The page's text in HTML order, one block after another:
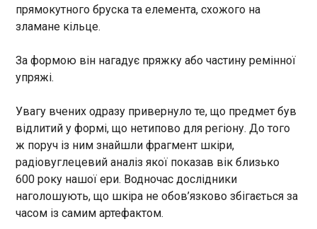
Атаки на Запорізьку АЕС: з'явилась реакція
МАГАТЕ
Зафіксовано пошкодження зовнішньої частини
будівлі турбінного цеху на тимчасово окупованій
агентство з атомної енергії (МАГАТЕ) в неділю,
31 травня. "Сьогодні вранці група МАГАТЕ на
ЗАЕС зафіксувала пошкодження зовнішньої
частини будівлі турбінного цеху, яка, за словами
представників станції, вчора зазнала удару
безпілотника. Під час огляду території група
виявила пошкодження металевого люка,
розташованого на кількох поверхах вище в
ЧИТАТЬ
РФ вдарила по житловій забудові
Краматорська: є загиблі та поранені
прямокутного бруска та елемента, схожого на
зламане кільце.
За формою він нагадує пряжку або частину ремінної
упряжі.
Увагу вчених одразу привернуло те, що предмет був
відлитий у формі, що нетипово для регіону. До того
ж поруч із ним знайшли фрагмент шкіри,
радіовуглецевий аналіз якої показав вік близько
600 року нашої ери. Водночас дослідники
наголошують, що шкіра не обов’язково збігається за
часом із самим артефактом.